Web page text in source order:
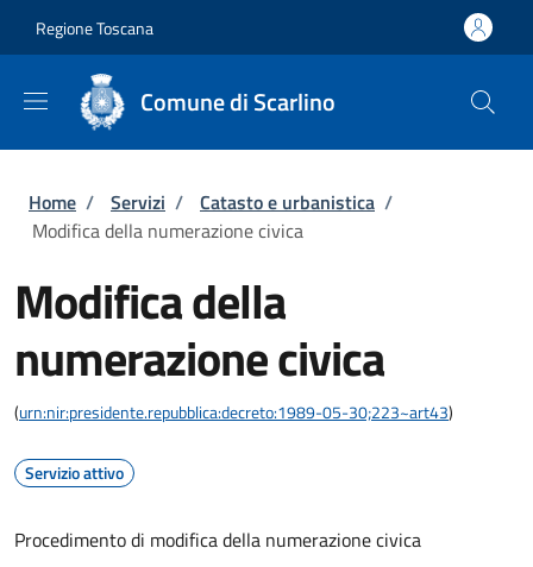
Regione Toscana
Comune di Scarlino
Briciole di pane
Home / Servizi / Catasto e urbanistica /
Modifica della numerazione civica
Modifica della
numerazione civica
(urn:nir:presidente.repubblica:decreto:1989-05-30;223~art43)
Servizio attivo
Procedimento di modifica della numerazione civica